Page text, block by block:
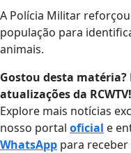
A Polícia Militar
população para
animais.
Gostou desta
atualizações da RCWTV!
Explore mais notícias
nosso portal oficial e
WhatsApp para